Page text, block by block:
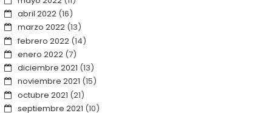
abril 2022(16)
marzo 2022(13)
febrero 2022(14)
enero 2022(7)
diciembre 2021 (13)
noviembre 2021 (15)
octubre 2021 (21)
septiembre 2021 (10)